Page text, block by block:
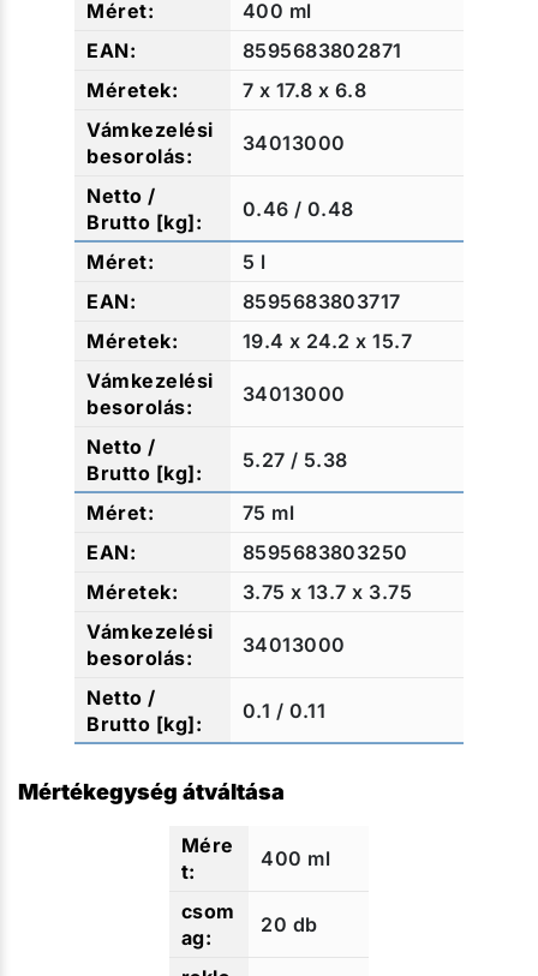
400 ml
8595683802871
7 x 17.8 x 6.8
34013000
0.46 / 0.48
5 l
8595683803717
19.4 x 24.2 x 15.7
34013000
5.27 / 5.38
75 ml
8595683803250
3.75 x 13.7 x 3.75
34013000
0.1 / 0.11
Mértékegység átváltása
400 ml
20 db